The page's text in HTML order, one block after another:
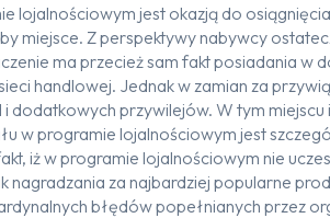
lojalnościowym jest okazją do
miejsce. Z perspektywy nabywcy
ma przecież sam fakt posiadania w
handlowej. Jednak w zamian za
dodatkowych przywilejów. W tym
w programie lojalnościowym jest
iż w programie lojalnościowym nie
za najbardziej popularne
błędów popełnianych przez